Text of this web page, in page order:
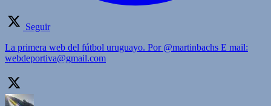
Seguir
La primera web del fútbol uruguayo. Por @martinbachs E mail:
webdeportiva@gmail.com